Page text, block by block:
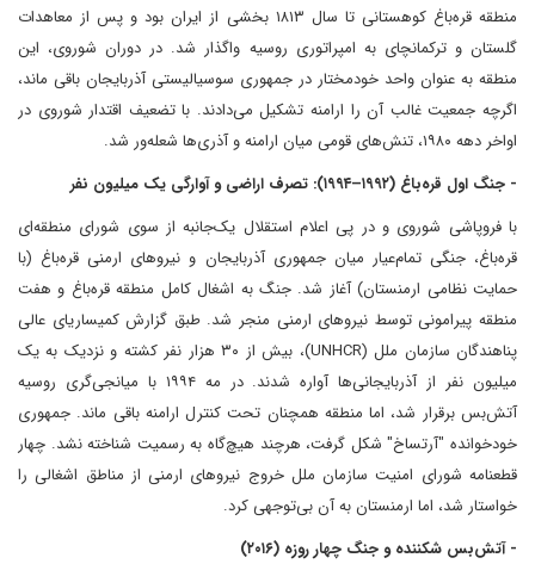
منطقه قره‌باغ کوهستانی تا سال ۱۸۱۳ بخشی از ایران بود و پس از معاهدات
گلستان و ترکمانچای به امپراتوری روسیه واگذار شد. در دوران شوروی، این
منطقه به عنوان واحد خودمختار در جمهوری سوسیالیستی آذربایجان باقی ماند،
اگرچه جمعیت غالب آن را ارامنه تشکیل می‌دادند. با تضعیف اقتدار شوروی در
اواخر دهه ۱۹۸۰، تنش‌های قومی میان ارامنه و آذری‌ها شعله‌ور شد.
- جنگ اول قره‌باغ (۱۹۹۲–۱۹۹۴): تصرف اراضی و آوارگی یک میلیون نفر
با فروپاشی شوروی و در پی اعلام استقلال یک‌جانبه از سوی شورای منطقه‌ای
قره‌باغ، جنگی تمام‌عیار میان جمهوری آذربایجان و نیروهای ارمنی قره‌باغ (با
حمایت نظامی ارمنستان) آغاز شد. جنگ به اشغال کامل منطقه قره‌باغ و هفت
منطقه پیرامونی توسط نیروهای ارمنی منجر شد. طبق گزارش کمیساریای عالی
پناهندگان سازمان ملل (UNHCR)، بیش از ۳۰ هزار نفر کشته و نزدیک به یک
میلیون نفر از آذربایجانی‌ها آواره شدند. در مه ۱۹۹۴ با میانجی‌گری روسیه
آتش‌بس برقرار شد، اما منطقه همچنان تحت کنترل ارامنه باقی ماند. جمهوری
خودخوانده "آرتساخ" شکل گرفت، هرچند هیچ‌گاه به رسمیت شناخته نشد. چهار
قطعنامه شورای امنیت سازمان ملل خروج نیروهای ارمنی از مناطق اشغالی را
خواستار شد، اما ارمنستان به آن بی‌توجهی کرد.
- آتش‌بس شکننده و جنگ چهار روزه (۲۰۱۶)